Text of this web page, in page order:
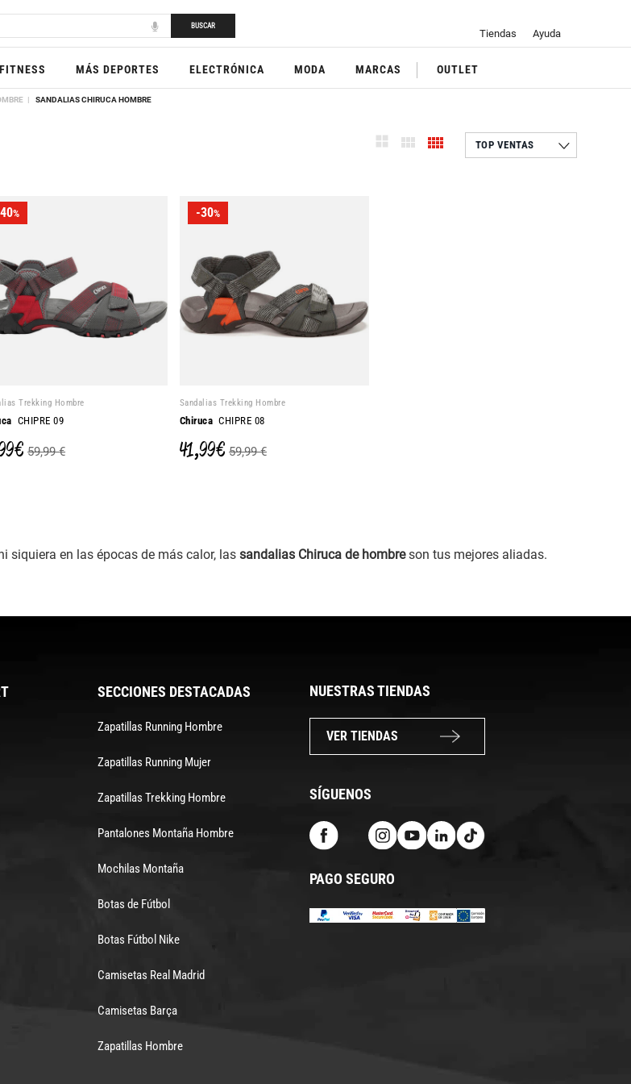
BUSCAR
Tiendas Ayuda
FITNESS MÁS DEPORTES ELECTRÓNICA MODA MARCAS OUTLET
SANDALIAS CHIRUCA HOMBRE
%
Trekking Hombre
CHIPRE 09
€ 59,99 €
-30%
Sandalias Trekking Hombre
Chiruca CHIPRE 08
41,99 € 59,99 €
siquiera en las épocas de más calor, lassandalias Chiruca de hombreson tus mejores aliadas.
SECCIONES DESTACADAS
Zapatillas Running Hombre
Zapatillas Running Mujer
Zapatillas Trekking Hombre
Pantalones Montaña Hombre
Mochilas Montaña
Botas de Fútbol
Botas Fútbol Nike
Camisetas Real Madrid
Camisetas Barça
Zapatillas Hombre
NUESTRAS TIENDAS
VER TIENDAS
SÍGUENOS
PAGO SEGURO